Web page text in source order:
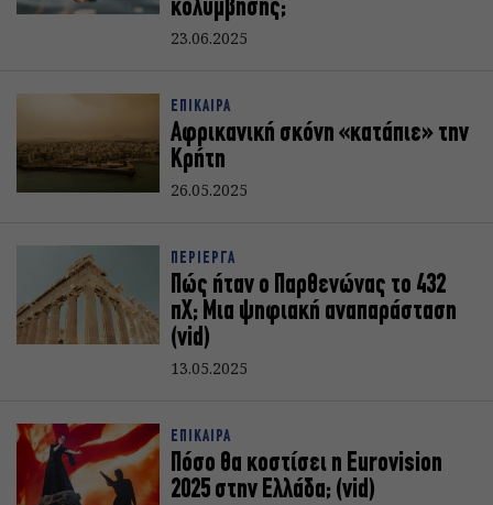
κολύμβησης;
23.06.2025
ΕΠΙΚΑΙΡΑ
Αφρικανική σκόνη «κατάπιε» την
Κρήτη
26.05.2025
ΠΕΡΙΕΡΓΑ
Πώς ήταν ο Παρθενώνας το 432
πΧ; Μια ψηφιακή αναπαράσταση
(vid)
13.05.2025
ΕΠΙΚΑΙΡΑ
Πόσο θα κοστίσει η Eurovision
2025 στην Ελλάδα; (vid)